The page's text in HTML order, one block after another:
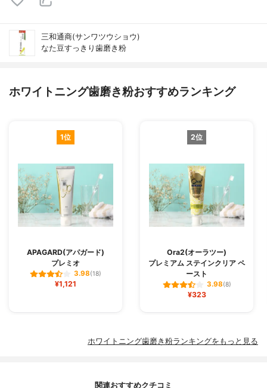
三和通商(サンワツウショウ)
なた豆すっきり歯磨き粉
ホワイトニング歯磨き粉おすすめランキング
1位
APAGARD(アパガード)
プレミオ
3.98(18)
¥1,121
2位
Ora2(オーラツー)
プレミアム ステインクリア ペ
ースト
3.98(8)
¥323
ホワイトニング歯磨き粉ランキングをもっと見る
関連おすすめクチコミ